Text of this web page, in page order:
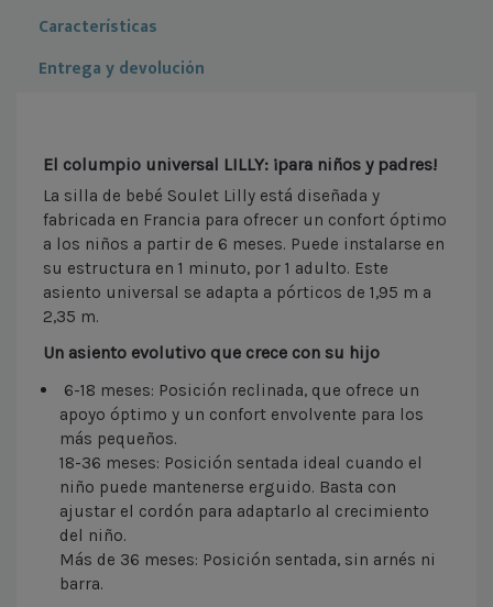
Características
Entrega y devolución
El columpio universal LILLY: ¡para niños y padres!
La silla de bebé Soulet Lilly está diseñada y
fabricada en Francia para ofrecer un confort óptimo
a los niños a partir de 6 meses. Puede instalarse en
su estructura en 1 minuto, por 1 adulto. Este
asiento universal se adapta a pórticos de 1,95 m a
2,35 m.
Un asiento evolutivo que crece con su hijo
6-18 meses: Posición reclinada, que ofrece un
apoyo óptimo y un confort envolvente para los
más pequeños.
18-36 meses: Posición sentada ideal cuando el
niño puede mantenerse erguido. Basta con
ajustar el cordón para adaptarlo al crecimiento
del niño.
Más de 36 meses: Posición sentada, sin arnés ni
barra.